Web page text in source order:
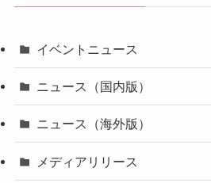
イベントニュース
ニュース（国内版）
ニュース（海外版）
メディアリリース